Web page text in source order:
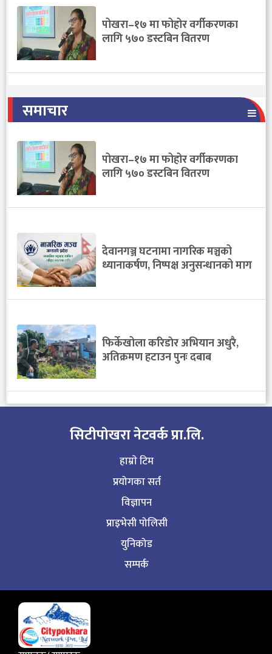
पोखरा–१७ मा फोहोर वर्गीकरणका
लागि ५७० डस्टबिन वितरण
समाचार
पोखरा–१७ मा फोहोर वर्गीकरणका
लागि ५७० डस्टबिन वितरण
देवानगञ्ज घटनामा नागरिक मञ्चको
ध्यानाकर्षण, निष्पक्ष अनुसन्धानको माग
फिर्केखोला करिडाेर अभियान अधुरै,
अतिक्रमण हटाउन पुनः दबाब
सिटीपाेखरा नेटवर्क प्रा.लि.
हाम्राे टिम
प्रयोगका सर्त
विज्ञापन
प्राइभेसी पोलिसी
युनिकोड
सम्पर्क